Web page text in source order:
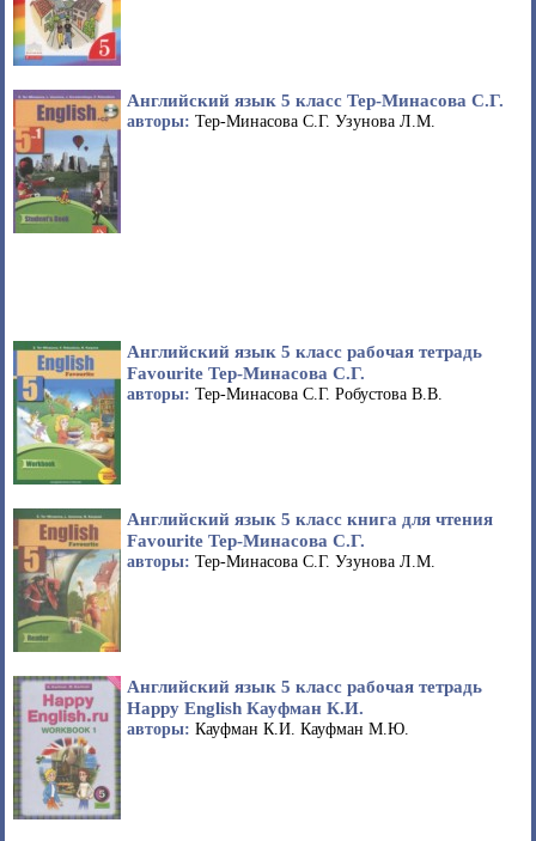
Английский язык 5 класс Тер-Минасова С.Г.
авторы: Тер-Минасова С.Г. Узунова Л.М.
Английский язык 5 класс рабочая тетрадь
Favourite Тер-Минасова С.Г.
авторы: Тер-Минасова С.Г. Робустова В.В.
Английский язык 5 класс книга для чтения
Favourite Тер-Минасова С.Г.
авторы: Тер-Минасова С.Г. Узунова Л.М.
Английский язык 5 класс рабочая тетрадь
Happy English Кауфман К.И.
авторы: Кауфман К.И. Кауфман М.Ю.